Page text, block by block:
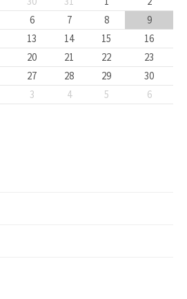
6 7 8
9
13 14 15
16
20 21 22
23
27 28 29
30
3 4 5 6